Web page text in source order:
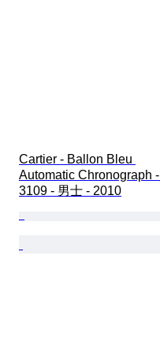
Cartier - Ballon Bleu
Automatic Chronograph -
3109 - 男士 - 2010